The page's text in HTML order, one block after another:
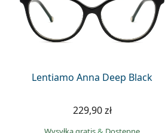
Lentiamo Anna Deep Black
229,90 zł